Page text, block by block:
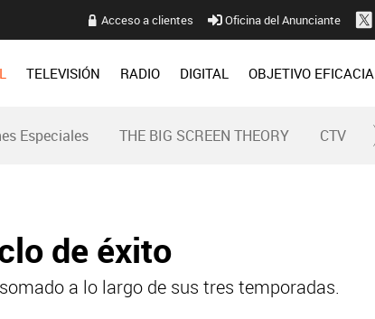
Acceso a clientes Oficina del Anunciante
TELEVISIÓN RADIO DIGITAL OBJETIVO EFICACIA
Especiales THE BIG SCREEN THEORY CTV
de éxito
a lo largo de sus tres temporadas.